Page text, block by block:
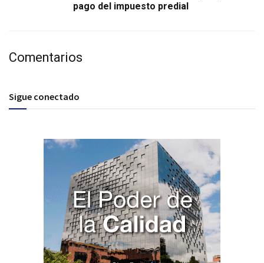
pago del impuesto predial
Comentarios
Sigue conectado